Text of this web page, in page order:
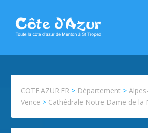
COTE.AZUR.FR > Département >
Vence > Cathédrale Notre Dame de la